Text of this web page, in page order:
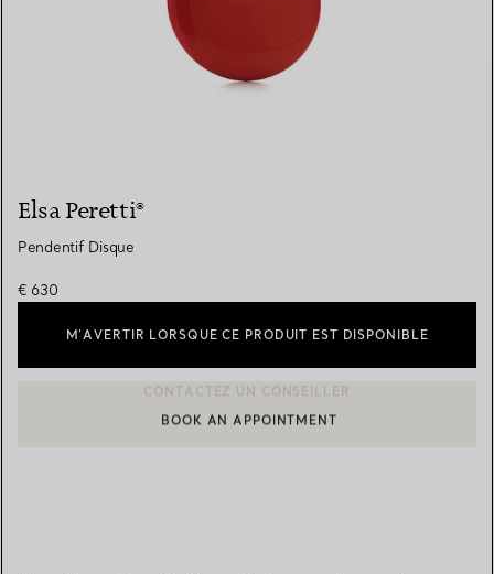
Elsa Peretti®
Pendentif Disque
€ 630
M’AVERTIR LORSQUE CE PRODUIT EST DISPONIBLE
CONTACTER UN CONSEILLER CLIENT OU PRENDRE RENDEZ-
BOOK AN APPOINTMENT